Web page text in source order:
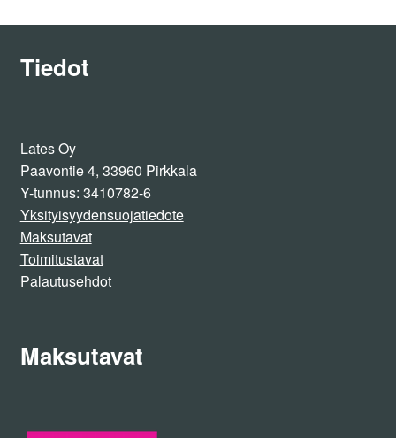
Tiedot
Lates Oy
Paavontie 4, 33960 Pirkkala
Y-tunnus: 3410782-6
Yksityisyydensuojatiedote
Maksutavat
Toimitustavat
Palautusehdot
Maksutavat